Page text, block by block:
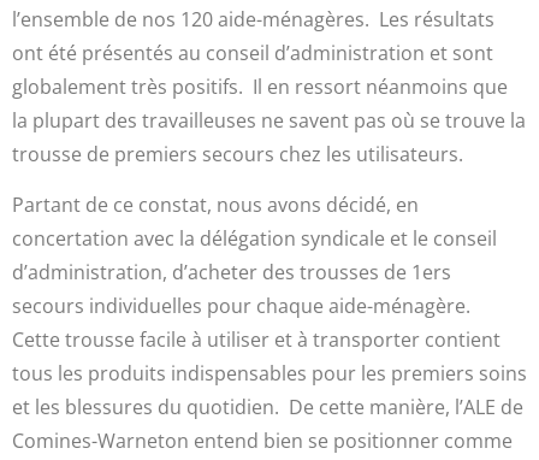
l’ensemble de nos 120 aide-ménagères. Les résultats
ont été présentés au conseil d’administration et sont
globalement très positifs. Il en ressort néanmoins que
la plupart des travailleuses ne savent pas où se trouve la
trousse de premiers secours chez les utilisateurs.
Partant de ce constat, nous avons décidé, en
concertation avec la délégation syndicale et le conseil
d’administration, d’acheter des trousses de 1ers
secours individuelles pour chaque aide-ménagère.
Cette trousse facile à utiliser et à transporter contient
tous les produits indispensables pour les premiers soins
et les blessures du quotidien. De cette manière, l’ALE de
Comines-Warneton entend bien se positionner comme